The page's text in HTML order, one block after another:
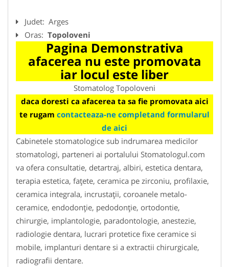
Judet: Arges
Oras: Topoloveni
Pagina Demonstrativa
afacerea nu este promovata
iar locul este liber
Stomatolog Topoloveni
daca doresti ca afacerea ta sa fie promovata aici
te rugam contacteaza-ne completand formularul
de aici
Cabinetele stomatologice sub indrumarea medicilor
stomatologi, parteneri ai portalului Stomatologul.com
va ofera consultatie, detartraj, albiri, estetica dentara,
terapia estetica, faţete, ceramica pe zirconiu, profilaxie,
ceramica integrala, incrustaţii, coroanele metalo-
ceramice, endodonţie, pedodonţie, ortodontie,
chirurgie, implantologie, paradontologie, anestezie,
radiologie dentara, lucrari protetice fixe ceramice si
mobile, implanturi dentare si a extractii chirurgicale,
radiografii dentare.